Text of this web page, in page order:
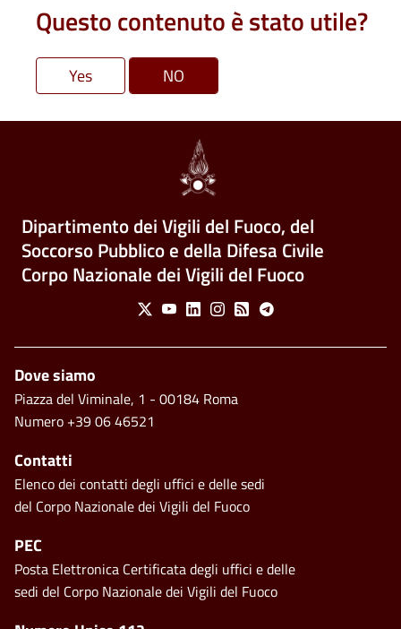
Questo contenuto è stato utile?
Dipartimento dei Vigili del Fuoco, del
Soccorso Pubblico e della Difesa Civile
Corpo Nazionale dei Vigili del Fuoco
Social Menu
X YoutubeLinkedinInstagram
Feed Telegram
Footer
Dove siamo
Piazza del Viminale, 1 - 00184 Roma
Numero +39 06 46521
Contatti
Elenco dei contatti degli uffici e delle sedi
del Corpo Nazionale dei Vigili del Fuoco
PEC
Posta Elettronica Certificata degli uffici e delle
sedi del Corpo Nazionale dei Vigili del Fuoco